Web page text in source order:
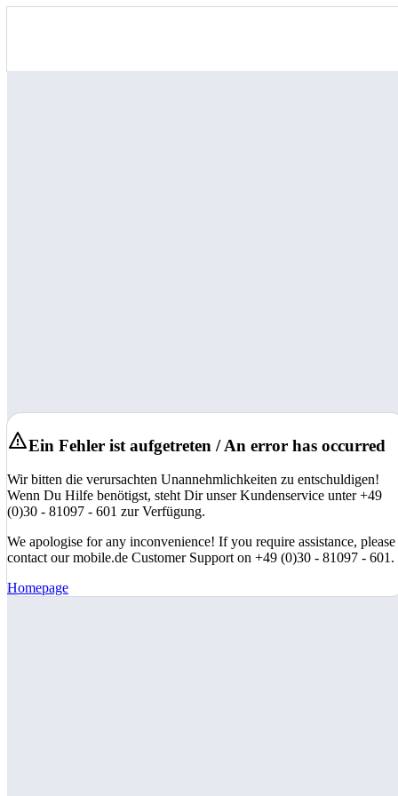
Ein Fehler ist aufgetreten / An error has occurred
Wir bitten die verursachten Unannehmlichkeiten zu entschuldigen!
Wenn Du Hilfe benötigst, steht Dir unser Kundenservice unter +49
(0)30 - 81097 - 601 zur Verfügung.
We apologise for any inconvenience! If you require assistance, please
contact our mobile.de Customer Support on +49 (0)30 - 81097 - 601.
Homepage